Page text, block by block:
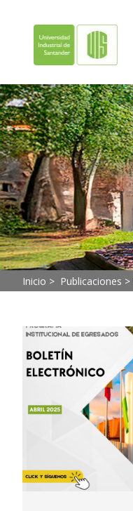
Inicio > Publicaciones >